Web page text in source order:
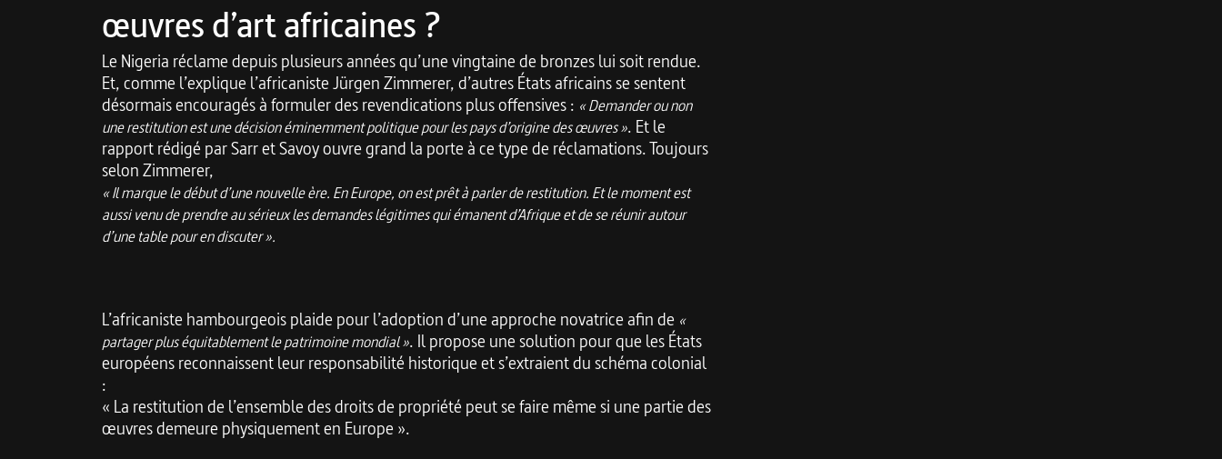
œuvres d’art africaines ?
Le Nigeria réclame depuis plusieurs années qu’une vingtaine de bronzes lui soit rendue.
Et, comme l’explique l’africaniste Jürgen Zimmerer, d’autres États africains se sentent
désormais encouragés à formuler des revendications plus offensives : « Demander ou non
une restitution est une décision éminemment politique pour les pays d’origine des œuvres ». Et le
rapport rédigé par Sarr et Savoy ouvre grand la porte à ce type de réclamations. Toujours
selon Zimmerer,
« Il marque le début d’une nouvelle ère. En Europe, on est prêt à parler de restitution. Et le moment est
aussi venu de prendre au sérieux les demandes légitimes qui émanent d’Afrique et de se réunir autour
d’une table pour en discuter ».
L’africaniste hambourgeois plaide pour l’adoption d’une approche novatrice afin de «
partager plus équitablement le patrimoine mondial ». Il propose une solution pour que les États
européens reconnaissent leur responsabilité historique et s’extraient du schéma colonial
:
« La restitution de l’ensemble des droits de propriété peut se faire même si une partie des
œuvres demeure physiquement en Europe ».